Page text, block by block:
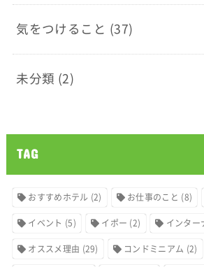
気をつけること (37)
未分類 (2)
TAG
おすすめホテル (2) お仕事のこと (8)
イベント (5) イポー (2) インター
オススメ理由 (29) コンドミニアム (2)